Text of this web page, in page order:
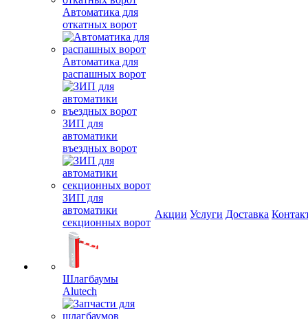
Автоматика для
откатных ворот
Автоматика для
распашных ворот
ЗИП для
автоматики
въездных ворот
ЗИП для
автоматики
секционных ворот
Шлагбаумы
Alutech
Акции Услуги Доставка